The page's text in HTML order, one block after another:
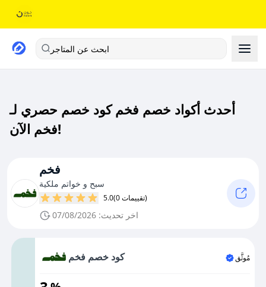
ابحث عن المتاجر
أحدث أكواد خصم فخم كود خصم حصري لـ
فخم الآن!
فخم
سبح و خواتم ملكية
5.0 (0 تقييمات)
اخر تحديث: 07/08/2026
كود خصم فخم مُوثَّق